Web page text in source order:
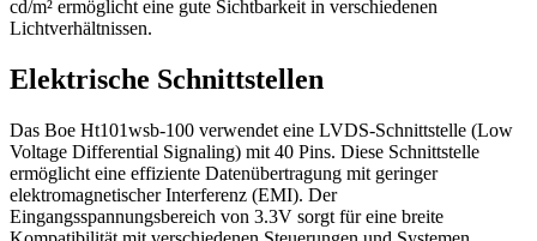
cd/m² ermöglicht eine gute Sichtbarkeit in verschiedenen
Lichtverhältnissen.
Elektrische Schnittstellen
Das Boe Ht101wsb-100 verwendet eine LVDS-Schnittstelle (Low
Voltage Differential Signaling) mit 40 Pins. Diese Schnittstelle
ermöglicht eine effiziente Datenübertragung mit geringer
elektromagnetischer Interferenz (EMI). Der
Eingangsspannungsbereich von 3.3V sorgt für eine breite